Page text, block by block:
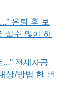
은퇴 후 보
실수 많이 하
…” 전세자금
상/방법 한 번